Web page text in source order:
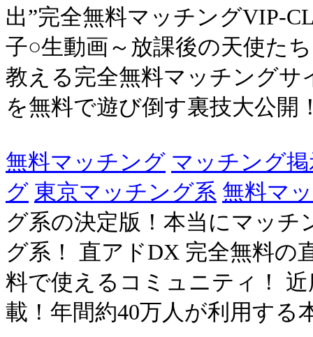
出”完全無料マッチングVIP-
子○生動画～放課後の天使た
教える完全無料マッチング
を無料で遊び倒す裏技大公開
無料マッチング マッチング
グ 東京マッチング系 無料マ
グ系の決定版！本当にマッ
グ系！ 直アドDX 完全無料の
料で使えるコミュニティ！
載！年間約40万人が利用する